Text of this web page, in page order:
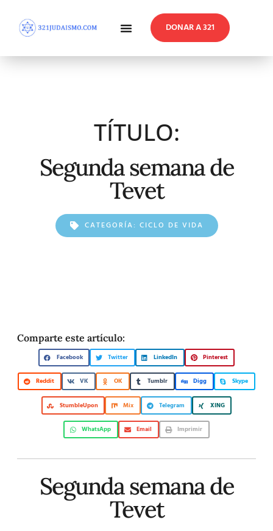
DONAR A 321
TÍTULO:
Segunda semana de
Tevet
CATEGORÍA: CICLO DE VIDA
Comparte este artículo:
Facebook Twitter LinkedIn Pinterest
Reddit VK OK Tumblr Digg Skype
StumbleUpon Mix Telegram XING
WhatsApp Email Imprimir
Segunda semana de
Tevet